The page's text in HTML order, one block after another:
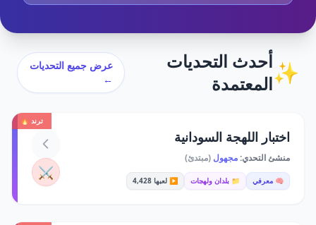
✨أحدث التحديات
المعتمدة
عرض جميع التحديات
←
ترند 🔥
اختبار اللهجة السودانية
منشئ التحدي:مجهول (مبتدئ)
🧠 معرفي 📁 بلدان ولهجات ▶️ لعبها 4,428 ⚔️